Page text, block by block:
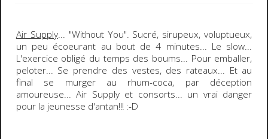
Air Supply... "Without You". Sucré, sirupeux, voluptueux,
un peu écoeurant au bout de 4 minutes... Le slow...
L'exercice obligé du temps des boums... Pour emballer,
peloter... Se prendre des vestes, des rateaux... Et au
final se murger au rhum-coca, par déception
amoureuse... Air Supply et consorts... un vrai danger
pour la jeunesse d'antan!!! :-D